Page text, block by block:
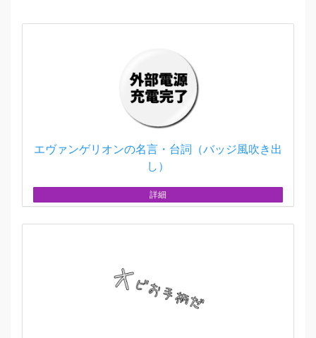
エヴァンゲリオンの名言・台詞（バッジ風吹き出
し）
詳細